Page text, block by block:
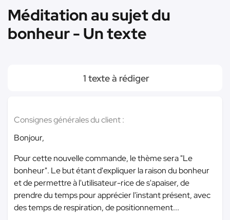
Méditation au sujet du
bonheur - Un texte
1 texte à rédiger
Consignes générales du client :
Bonjour,
Pour cette nouvelle commande, le thème sera "Le
bonheur". Le but étant d'expliquer la raison du bonheur
et de permettre à l'utilisateur-rice de s'apaiser, de
prendre du temps pour apprécier l'instant présent, avec
des temps de respiration, de positionnement...